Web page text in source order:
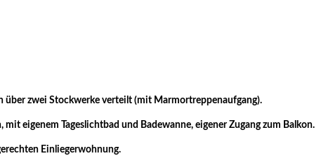
über zwei Stockwerke verteilt (mit Marmortreppenaufgang).
eigenem Tageslichtbad und Badewanne, eigener Zugang zum Balkon.
Einliegerwohnung.